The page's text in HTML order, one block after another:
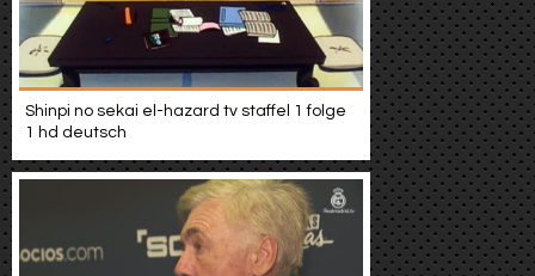
Shinpi no sekai el-hazard tv staffel 1 folge
1 hd deutsch